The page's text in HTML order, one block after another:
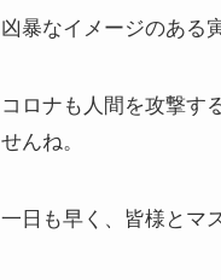
凶暴なイメージのある
コロナも人間を攻撃す
せんね。
一日も早く、皆様とマ